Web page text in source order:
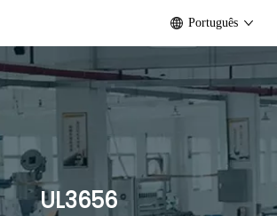
Português
UL3656